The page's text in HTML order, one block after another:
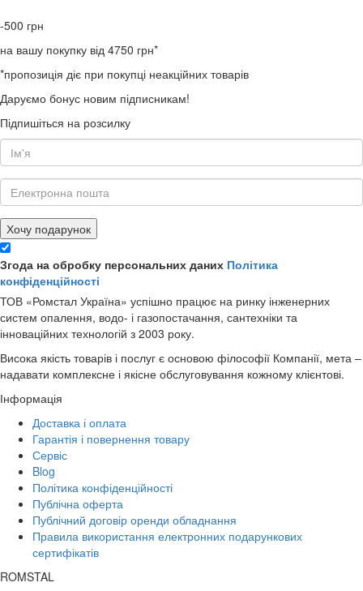
-500 грн
на вашу покупку від 4750 грн*
*пропозиція діє при покупці неакційних товарів
Даруємо бонус новим підписникам!
Підпишіться на розсилку
Хочу подарунок
Згода на обробку персональних даних Політика
конфіденційності
ТОВ «Ромстал Україна» успішно працює на ринку інженерних
систем опалення, водо- і газопостачання, сантехніки та
інноваційних технологій з 2003 року.
Висока якість товарів і послуг є основою філософії Компанії, мета –
надавати комплексне і якісне обслуговування кожному клієнтові.
Інформація
Доставка і оплата
Гарантія і повернення товару
Сервіс
Blog
Політика конфіденційності
Публічна оферта
Публічний договір оренди обладнання
Правила використання електронних подарункових
сертифікатів
ROMSTAL